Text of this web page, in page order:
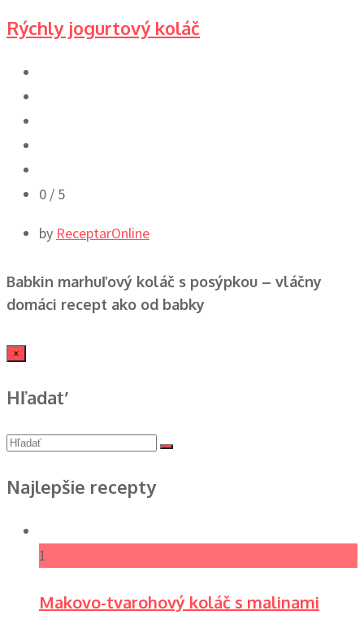
Rýchly jogurtový koláč
0 / 5
by ReceptarOnline
Babkin marhuľový koláč s posýpkou – vláčny
domáci recept ako od babky
×
Hľadať
Najlepšie recepty
1
Makovo-tvarohový koláč s malinami